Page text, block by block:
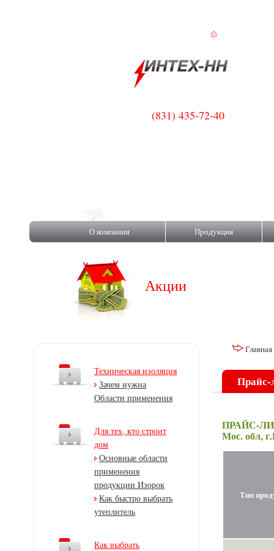
(831) 435-72-40
О компании Продукция
Акции
Техническая изоляция
Зачем нужна
Области применения
Для тех, кто строит
дом
Основные области
применения
продукции Изорок
Как быстро выбрать
утеплитель
Как выбрать
Главная
Прайс-
ПРАЙС-
Мос. обл,
Тип